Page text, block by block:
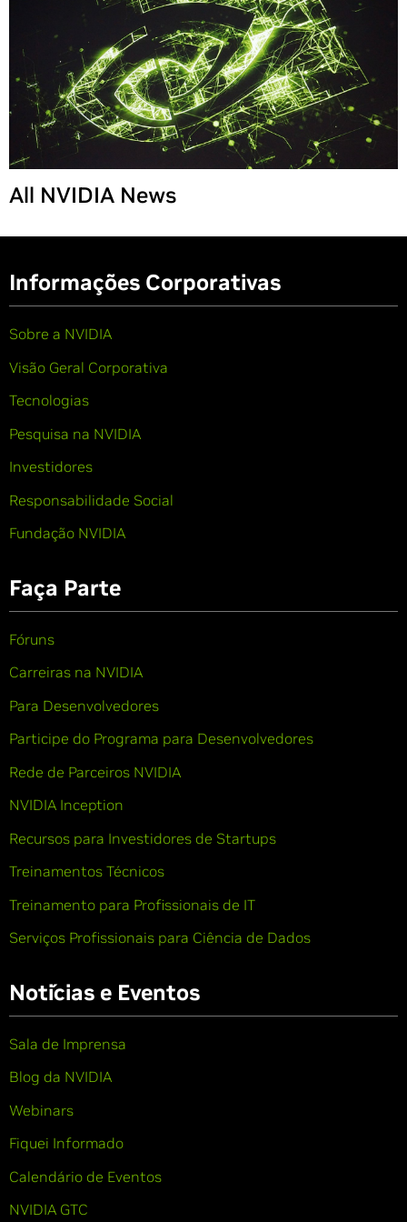
All NVIDIA News
Informações Corporativas
Sobre a NVIDIA
Visão Geral Corporativa
Tecnologias
Pesquisa na NVIDIA
Investidores
Responsabilidade Social
Fundação NVIDIA
Faça Parte
Fóruns
Carreiras na NVIDIA
Para Desenvolvedores
Participe do Programa para Desenvolvedores
Rede de Parceiros NVIDIA
NVIDIA Inception
Recursos para Investidores de Startups
Treinamentos Técnicos
Treinamento para Profissionais de IT
Serviços Profissionais para Ciência de Dados
Notícias e Eventos
Sala de Imprensa
Blog da NVIDIA
Webinars
Fiquei Informado
Calendário de Eventos
NVIDIA GTC